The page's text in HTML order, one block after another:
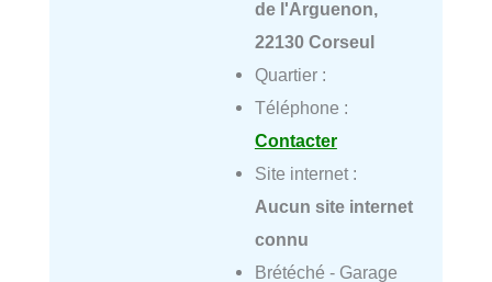
de l'Arguenon,
22130 Corseul
Quartier :
Téléphone :
Contacter
Site internet :
Aucun site internet
connu
Brétéché - Garage